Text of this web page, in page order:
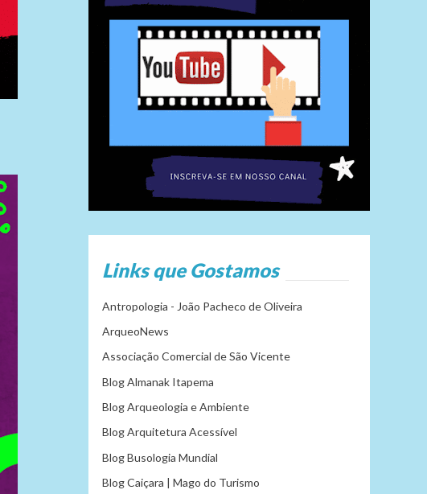
Links que Gostamos
Antropologia - João Pacheco de Oliveira
ArqueoNews
Associação Comercial de São Vicente
Blog Almanak Itapema
Blog Arqueologia e Ambiente
Blog Arquitetura Acessível
Blog Busologia Mundial
Blog Caiçara | Mago do Turismo